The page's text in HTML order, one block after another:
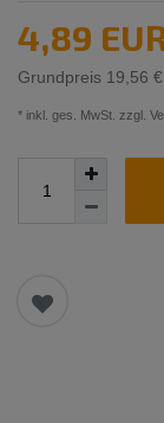
4,89
Grundpreis 19,56
* inkl. ges. MwSt. zzgl.